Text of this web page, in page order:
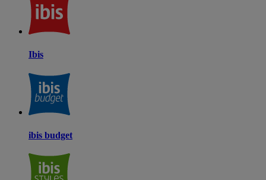
Ibis
ibis budget